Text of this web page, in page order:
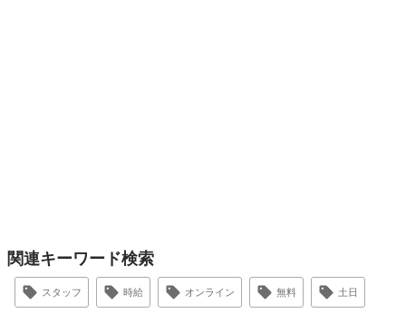
関連キーワード検索
スタッフ 時給 オンライン 無料 土日